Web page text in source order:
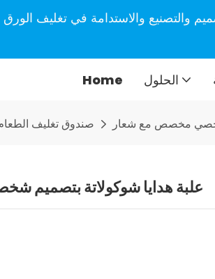
والتصنيع والاستدامة في تغليف الورق
Home الحلول
صندوق تغليف شخصي مخصص مع شعار
علبة هدايا شوكولاتة